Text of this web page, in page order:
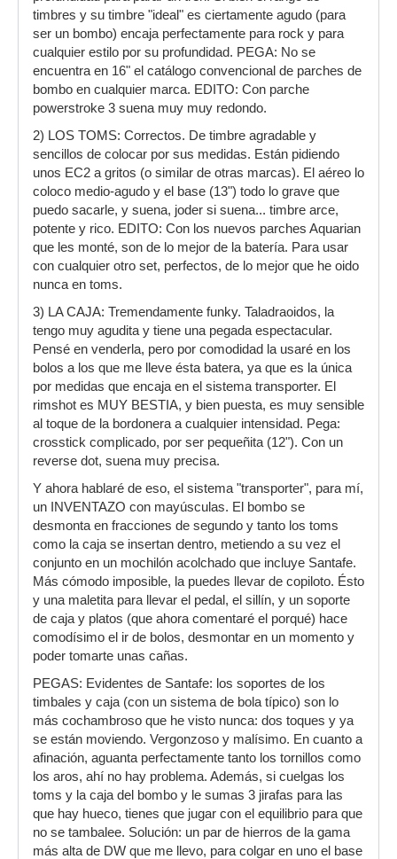
timbres y su timbre "ideal" es ciertamente agudo (para
ser un bombo) encaja perfectamente para rock y para
cualquier estilo por su profundidad. PEGA: No se
encuentra en 16" el catálogo convencional de parches de
bombo en cualquier marca. EDITO: Con parche
powerstroke 3 suena muy muy redondo.
2) LOS TOMS: Correctos. De timbre agradable y
sencillos de colocar por sus medidas. Están pidiendo
unos EC2 a gritos (o similar de otras marcas). El aéreo lo
coloco medio-agudo y el base (13") todo lo grave que
puedo sacarle, y suena, joder si suena... timbre arce,
potente y rico. EDITO: Con los nuevos parches Aquarian
que les monté, son de lo mejor de la batería. Para usar
con cualquier otro set, perfectos, de lo mejor que he oido
nunca en toms.
3) LA CAJA: Tremendamente funky. Taladraoidos, la
tengo muy agudita y tiene una pegada espectacular.
Pensé en venderla, pero por comodidad la usaré en los
bolos a los que me lleve ésta batera, ya que es la única
por medidas que encaja en el sistema transporter. El
rimshot es MUY BESTIA, y bien puesta, es muy sensible
al toque de la bordonera a cualquier intensidad. Pega:
crosstick complicado, por ser pequeñita (12"). Con un
reverse dot, suena muy precisa.
Y ahora hablaré de eso, el sistema "transporter", para mí,
un INVENTAZO con mayúsculas. El bombo se
desmonta en fracciones de segundo y tanto los toms
como la caja se insertan dentro, metiendo a su vez el
conjunto en un mochilón acolchado que incluye Santafe.
Más cómodo imposible, la puedes llevar de copiloto. Ésto
y una maletita para llevar el pedal, el sillín, y un soporte
de caja y platos (que ahora comentaré el porqué) hace
comodísimo el ir de bolos, desmontar en un momento y
poder tomarte unas cañas.
PEGAS: Evidentes de Santafe: los soportes de los
timbales y caja (con un sistema de bola típico) son lo
más cochambroso que he visto nunca: dos toques y ya
se están moviendo. Vergonzoso y malísimo. En cuanto a
afinación, aguanta perfectamente tanto los tornillos como
los aros, ahí no hay problema. Además, si cuelgas los
toms y la caja del bombo y le sumas 3 jirafas para las
que hay hueco, tienes que jugar con el equilibrio para que
no se tambalee. Solución: un par de hierros de la gama
más alta de DW que me llevo, para colgar en uno el base